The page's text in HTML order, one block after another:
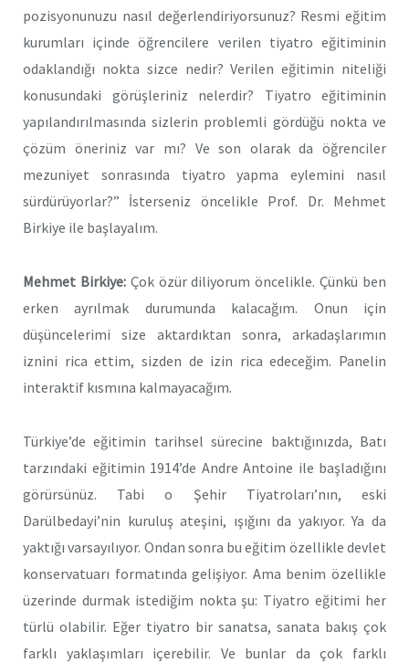
pozisyonunuzu nasıl değerlendiriyorsunuz? Resmi eğitim
kurumları içinde öğrencilere verilen tiyatro eğitiminin
odaklandığı nokta sizce nedir? Verilen eğitimin niteliği
konusundaki görüşleriniz nelerdir? Tiyatro eğitiminin
yapılandırılmasında sizlerin problemli gördüğü nokta ve
çözüm öneriniz var mı? Ve son olarak da öğrenciler
mezuniyet sonrasında tiyatro yapma eylemini nasıl
sürdürüyorlar?” İsterseniz öncelikle Prof. Dr. Mehmet
Birkiye ile başlayalım.
Mehmet Birkiye:Çok özür diliyorum öncelikle. Çünkü ben
erken ayrılmak durumunda kalacağım. Onun için
düşüncelerimi size aktardıktan sonra, arkadaşlarımın
iznini rica ettim, sizden de izin rica edeceğim. Panelin
interaktif kısmına kalmayacağım.
Türkiye’de eğitimin tarihsel sürecine baktığınızda, Batı
tarzındaki eğitimin 1914’de Andre Antoine ile başladığını
görürsünüz. Tabi o Şehir Tiyatroları’nın, eski
Darülbedayi’nin kuruluş ateşini, ışığını da yakıyor. Ya da
yaktığı varsayılıyor. Ondan sonra bu eğitim özellikle devlet
konservatuarı formatında gelişiyor. Ama benim özellikle
üzerinde durmak istediğim nokta şu: Tiyatro eğitimi her
türlü olabilir. Eğer tiyatro bir sanatsa, sanata bakış çok
farklı yaklaşımları içerebilir. Ve bunlar da çok farklı